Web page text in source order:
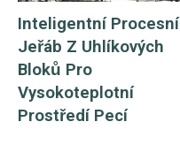
Inteligentní Procesní
Jeřáb Z Uhlíkových
Bloků Pro
Vysokoteplotní
Prostředí Pecí